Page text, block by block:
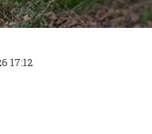
17:12